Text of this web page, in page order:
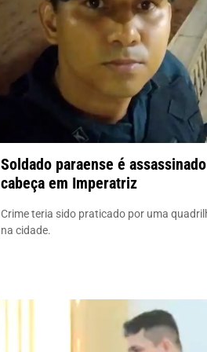
Soldado paraense é
cabeça em Imperatriz
Crime teria sido praticado por uma
na cidade.